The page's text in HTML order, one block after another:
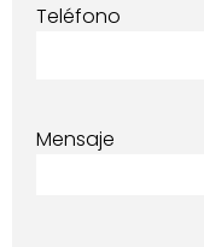
Teléfono
Mensaje